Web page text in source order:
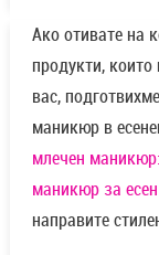
Ако отивате на
продукти,
вас,
маникюр в
млечен
маникюр за
направите